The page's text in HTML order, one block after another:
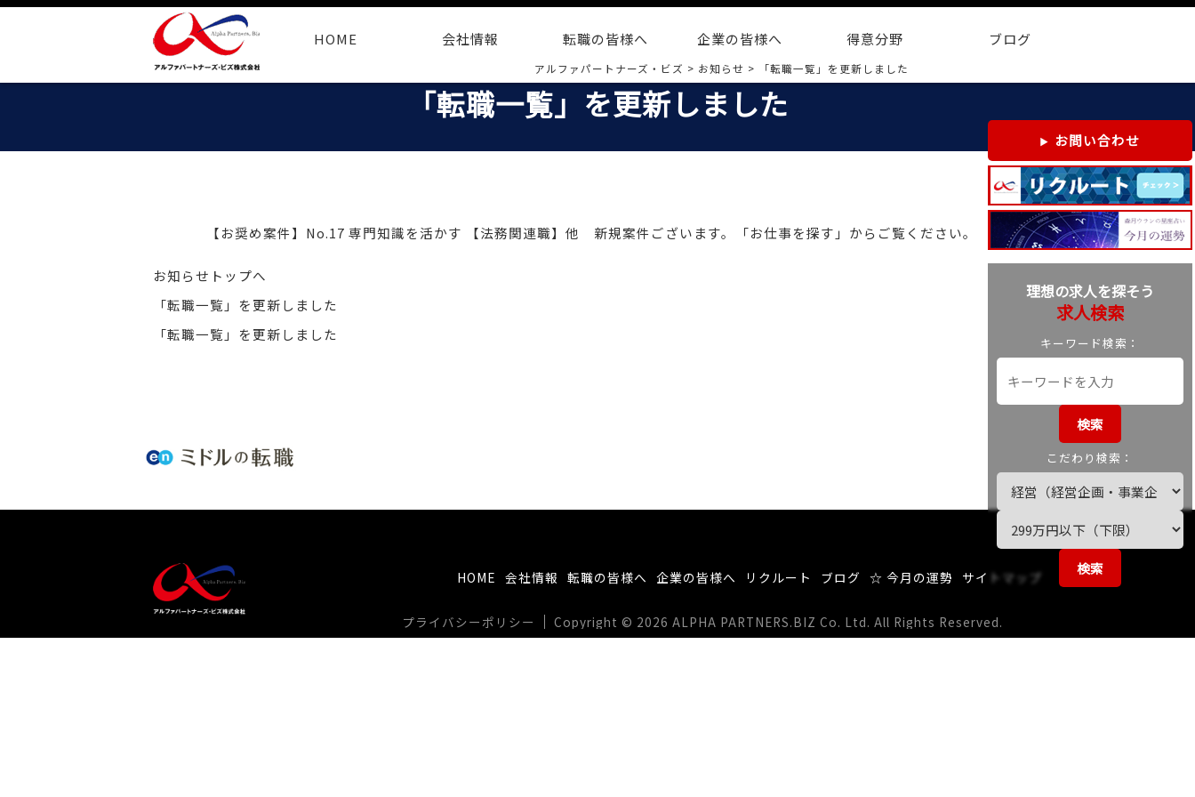
HOME 会社情報 転職の皆様へ 企業の皆様へ 得意分野 ブログ
アルファパートナーズ・ビズ > お知らせ > 「転職一覧」を更新しました
「転職一覧」を更新しました
【お奨め案件】No.17 専門知識を活かす 【法務関連職】他 新規案件ございます。「お仕事を探す」からご覧ください。
お知らせトップへ
「転職一覧」を更新しました
「転職一覧」を更新しました
お問い合わせ
理想の求人を探そう
求人検索
キーワード検索：
検索
こだわり検索：
検索
HOME 会社情報 転職の皆様へ 企業の皆様へ リクルート ブログ ☆ 今月の運勢 サイトマップ
プライバシーポリシー Copyright © 2026 ALPHA PARTNERS.BIZ Co. Ltd. All Rights Reserved.